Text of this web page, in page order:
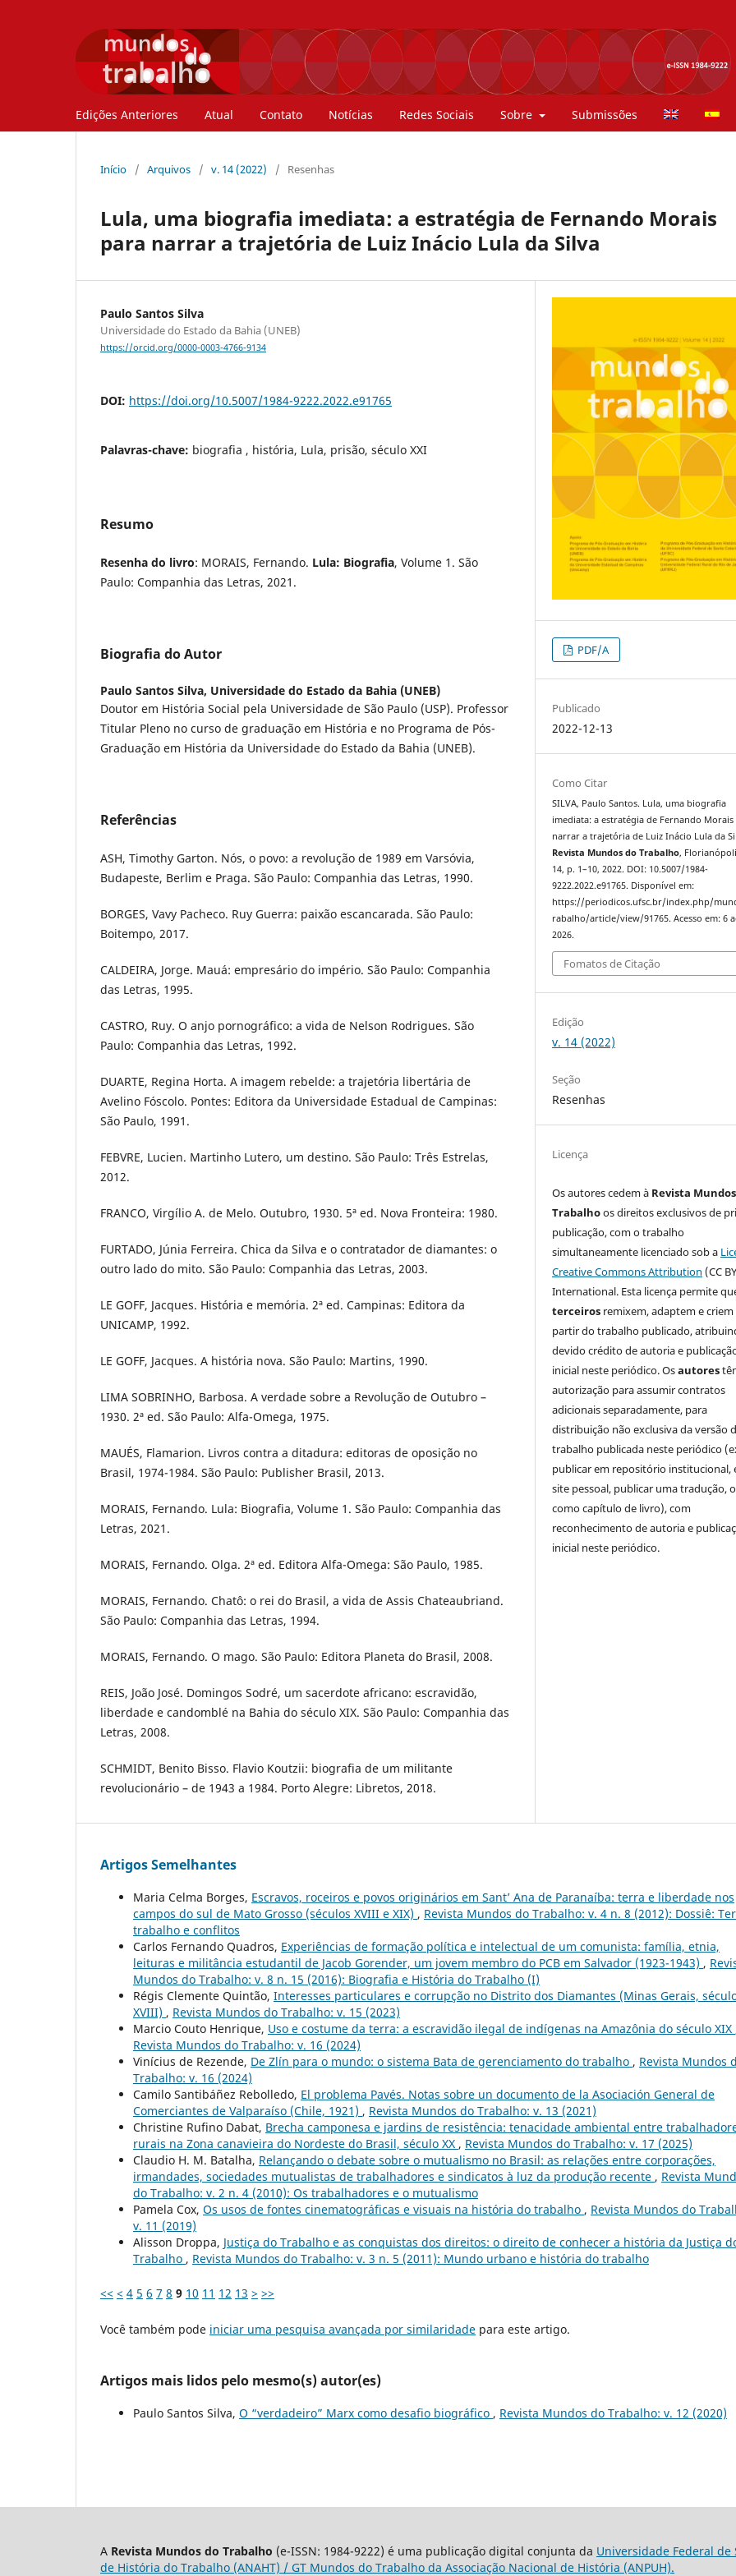
Edições Anteriores Atual Contato Notícias Redes Sociais Sobre Submissões
Início / Arquivos / v. 14 (2022) / Resenhas
Lula, uma biografia imediata: a estratégia de Fernando Morais
para narrar a trajetória de Luiz Inácio Lula da Silva
Paulo Santos Silva
Universidade do Estado da Bahia (UNEB)
https://orcid.org/0000-0003-4766-9134
DOI: https://doi.org/10.5007/1984-9222.2022.e91765
Palavras-chave: biografia , história, Lula, prisão, século XXI
Resumo
Resenha do livro: MORAIS, Fernando. Lula: Biografia, Volume 1. São
Paulo: Companhia das Letras, 2021.
Biografia do Autor
Paulo Santos Silva, Universidade do Estado da Bahia (UNEB)
Doutor em História Social pela Universidade de São Paulo (USP). Professor
Titular Pleno no curso de graduação em História e no Programa de Pós-
Graduação em História da Universidade do Estado da Bahia (UNEB).
Referências
ASH, Timothy Garton. Nós, o povo: a revolução de 1989 em Varsóvia,
Budapeste, Berlim e Praga. São Paulo: Companhia das Letras, 1990.
BORGES, Vavy Pacheco. Ruy Guerra: paixão escancarada. São Paulo:
Boitempo, 2017.
CALDEIRA, Jorge. Mauá: empresário do império. São Paulo: Companhia
das Letras, 1995.
CASTRO, Ruy. O anjo pornográfico: a vida de Nelson Rodrigues. São
Paulo: Companhia das Letras, 1992.
DUARTE, Regina Horta. A imagem rebelde: a trajetória libertária de
Avelino Fóscolo. Pontes: Editora da Universidade Estadual de Campinas:
São Paulo, 1991.
FEBVRE, Lucien. Martinho Lutero, um destino. São Paulo: Três Estrelas,
2012.
FRANCO, Virgílio A. de Melo. Outubro, 1930. 5ª ed. Nova Fronteira: 1980.
FURTADO, Júnia Ferreira. Chica da Silva e o contratador de diamantes: o
outro lado do mito. São Paulo: Companhia das Letras, 2003.
LE GOFF, Jacques. História e memória. 2ª ed. Campinas: Editora da
UNICAMP, 1992.
LE GOFF, Jacques. A história nova. São Paulo: Martins, 1990.
LIMA SOBRINHO, Barbosa. A verdade sobre a Revolução de Outubro –
1930. 2ª ed. São Paulo: Alfa-Omega, 1975.
MAUÉS, Flamarion. Livros contra a ditadura: editoras de oposição no
Brasil, 1974-1984. São Paulo: Publisher Brasil, 2013.
MORAIS, Fernando. Lula: Biografia, Volume 1. São Paulo: Companhia das
Letras, 2021.
MORAIS, Fernando. Olga. 2ª ed. Editora Alfa-Omega: São Paulo, 1985.
MORAIS, Fernando. Chatô: o rei do Brasil, a vida de Assis Chateaubriand.
São Paulo: Companhia das Letras, 1994.
MORAIS, Fernando. O mago. São Paulo: Editora Planeta do Brasil, 2008.
REIS, João José. Domingos Sodré, um sacerdote africano: escravidão,
liberdade e candomblé na Bahia do século XIX. São Paulo: Companhia das
Letras, 2008.
SCHMIDT, Benito Bisso. Flavio Koutzii: biografia de um militante
revolucionário – de 1943 a 1984. Porto Alegre: Libretos, 2018.
PDF/A
Publicado
2022-12-13
Como Citar
SILVA, Paulo Santos. Lula, uma biografia
imediata: a estratégia de Fernando Morais
narrar a trajetória de Luiz Inácio Lula da
Revista Mundos do Trabalho,
14, p. 1–10, 2022. DOI: 10.5007/1984-
9222.2022.e91765. Disponível em:
https://periodicos.ufsc.br/index.php/
rabalho/article/view/91765. Acesso em: 6
2026.
Fomatos de Citação
Edição
v. 14 (2022)
Seção
Resenhas
Licença
Os autores cedem à Revista
Trabalhoos direitos exclusivos de
publicação, com o trabalho
simultaneamente licenciado sob a
Creative Commons Attribution (CC
International. Esta licença permite
terceiros remixem, adaptem e criem
partir do trabalho publicado,
devido crédito de autoria e
inicial neste periódico. Osautores
autorização para assumir contratos
adicionais separadamente, para
distribuição não exclusiva da versão
trabalho publicada neste periódico
publicar em repositório institucional,
site pessoal, publicar uma tradução,
como capítulo de livro), com
reconhecimento de autoria e
inicial neste periódico.
Artigos Semelhantes
Maria Celma Borges, Escravos, roceiros e povos originários em Sant’ Ana de Paranaíba: terra e liberdade nos
campos do sul de Mato Grosso (séculos XVIII e XIX) , Revista Mundos do Trabalho: v. 4 n. 8 (2012): Dossiê:
trabalho e conflitos
Carlos Fernando Quadros, Experiências de formação política e intelectual de um comunista: família, etnia,
leituras e militância estudantil de Jacob Gorender, um jovem membro do PCB em Salvador (1923-1943) ,
Mundos do Trabalho: v. 8 n. 15 (2016): Biografia e História do Trabalho (I)
Régis Clemente Quintão, Interesses particulares e corrupção no Distrito dos Diamantes (Minas Gerais,
XVIII) , Revista Mundos do Trabalho: v. 15 (2023)
Marcio Couto Henrique, Uso e costume da terra: a escravidão ilegal de indígenas na Amazônia do século XIX
Revista Mundos do Trabalho: v. 16 (2024)
Vinícius de Rezende, De Zlín para o mundo: o sistema Bata de gerenciamento do trabalho , Revista Mundos
Trabalho: v. 16 (2024)
Camilo Santibáñez Rebolledo, El problema Pavés. Notas sobre un documento de la Asociación General de
Comerciantes de Valparaíso (Chile, 1921) , Revista Mundos do Trabalho: v. 13 (2021)
Christine Rufino Dabat, Brecha camponesa e jardins de resistência: tenacidade ambiental entre
rurais na Zona canavieira do Nordeste do Brasil, século XX , Revista Mundos do Trabalho: v. 17 (2025)
Claudio H. M. Batalha, Relançando o debate sobre o mutualismo no Brasil: as relações entre corporações,
irmandades, sociedades mutualistas de trabalhadores e sindicatos à luz da produção recente , Revista
do Trabalho: v. 2 n. 4 (2010): Os trabalhadores e o mutualismo
Pamela Cox, Os usos de fontes cinematográficas e visuais na história do trabalho , Revista Mundos do
v. 11 (2019)
Alisson Droppa, Justiça do Trabalho e as conquistas dos direitos: o direito de conhecer a história da Justiça
Trabalho , Revista Mundos do Trabalho: v. 3 n. 5 (2011): Mundo urbano e história do trabalho
<< < 4 5 6 7 8 9 10 11 12 13 > >>
Você também pode iniciar uma pesquisa avançada por similaridade para este artigo.
Artigos mais lidos pelo mesmo(s) autor(es)
Paulo Santos Silva, O “verdadeiro” Marx como desafio biográfico , Revista Mundos do Trabalho: v. 12 (2020)
A Revista Mundos do Trabalho (e-ISSN: 1984-9222) é uma publicação digital conjunta da Universidade Federal de
de História do Trabalho (ANAHT) / GT Mundos do Trabalho da Associação Nacional de História (ANPUH).